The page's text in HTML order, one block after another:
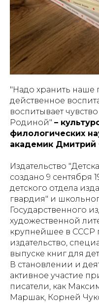
"Надо хранить наше
действенное
воспитывает
Родиной" –
филологических
академик Дмитрий
Издательство
создано 9 сентября
детского отдела
гвардия" и
Государственного
художественной
крупнейшее в СССР
издательство,
выпуске книг для
В становлении и
активное участие
писатели, как
Маршак, Корней